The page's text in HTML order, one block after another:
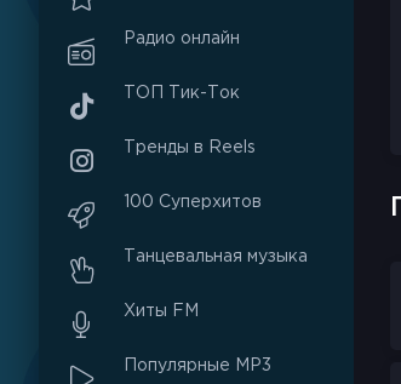
Радио онлайн
ТОП Тик-Ток
Тренды в Reels
100 Суперхитов
Танцевальная музыка
Хиты FM
Популярные MP3